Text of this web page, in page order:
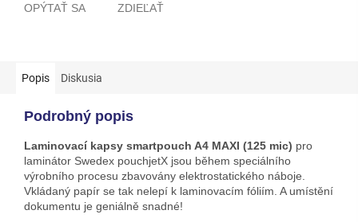
OPÝTAŤ SA ZDIEĽAŤ
Popis Diskusia
Podrobný popis
Laminovací kapsy smartpouch A4 MAXI (125 mic) pro
laminátor Swedex pouchjetX jsou během speciálního
výrobního procesu zbavovány elektrostatického náboje.
Vkládaný papír se tak nelepí k laminovacím fóliím. A umístění
dokumentu je geniálně snadné!